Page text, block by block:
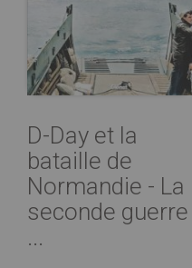
D-Day et la
bataille de
Normandie - La
seconde guerre
...